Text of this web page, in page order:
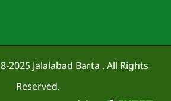
2025Jalalabad Barta . All Rights
Reserved.